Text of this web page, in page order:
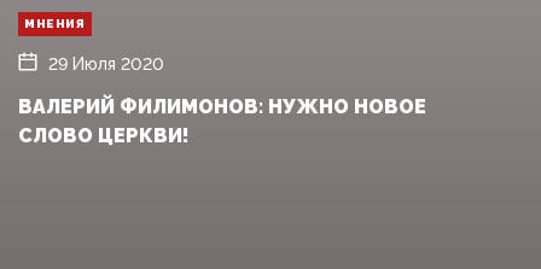
МНЕНИЯ
29 Июля 2020
ВАЛЕРИЙ ФИЛИМОНОВ: НУЖНО НОВОЕ
СЛОВО ЦЕРКВИ!